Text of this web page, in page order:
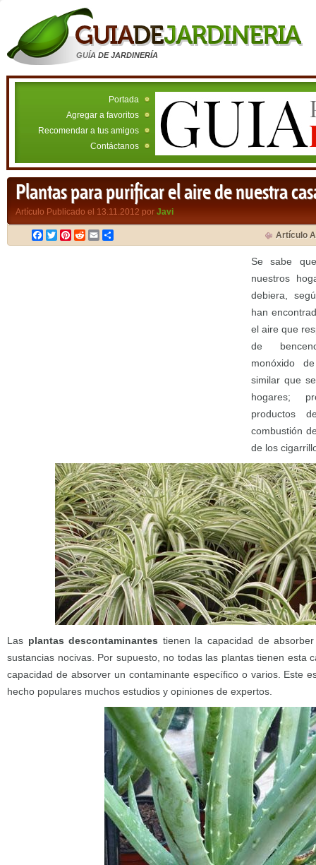
GUÍA DE JARDINERÍA
Portada
Agregar a favoritos
Recomendar a tus amigos
Contáctanos
Plantas para purificar el aire de nuestra
Artículo Publicado el 13.11.2012 por Javi
Facebook
TwitterPinterest
RedditEmail Artículo
Se sabe
nuestros
debiera,
han
el aire que
de
monóxido
similar que
hogares;
productos
combustión
de los
Las plantas descontaminantes tienen la capacidad de
sustancias nocivas. Por supuesto, no todas las plantas tienen esta
capacidad de absorver un contaminante específico o varios. Este
hecho populares muchos estudios y opiniones de expertos.